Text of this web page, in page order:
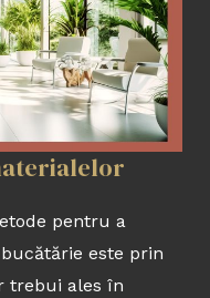
pentru a
este prin
trebui ales în